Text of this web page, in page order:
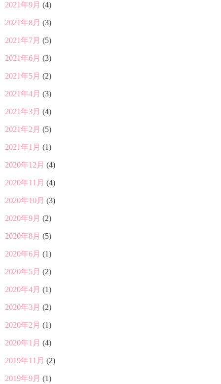
2021年9月 (4)
2021年8月 (3)
2021年7月 (5)
2021年6月 (3)
2021年5月 (2)
2021年4月 (3)
2021年3月 (4)
2021年2月 (5)
2021年1月 (1)
2020年12月 (4)
2020年11月 (4)
2020年10月 (3)
2020年9月 (2)
2020年8月 (5)
2020年6月 (1)
2020年5月 (2)
2020年4月 (1)
2020年3月 (2)
2020年2月 (1)
2020年1月 (4)
2019年11月 (2)
2019年9月 (1)